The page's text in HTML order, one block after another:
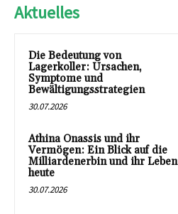
Aktuelles
Die Bedeutung von
Lagerkoller: Ursachen,
Symptome und
Bewältigungsstrategien
30.07.2026
Athina Onassis und ihr
Vermögen: Ein Blick auf die
Milliardenerbin und ihr Leben
heute
30.07.2026